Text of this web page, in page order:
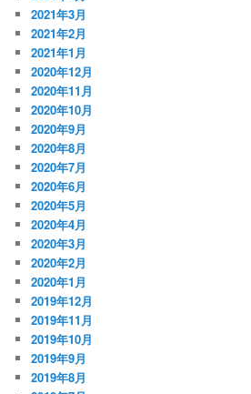
2021年3月
2021年2月
2021年1月
2020年12月
2020年11月
2020年10月
2020年9月
2020年8月
2020年7月
2020年6月
2020年5月
2020年4月
2020年3月
2020年2月
2020年1月
2019年12月
2019年11月
2019年10月
2019年9月
2019年8月